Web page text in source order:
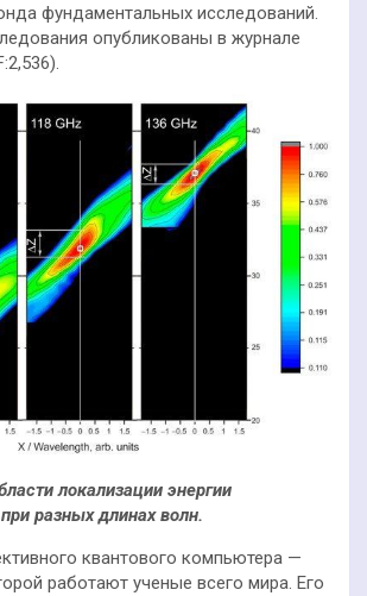
фундаментальных исследований.
опубликованы в журнале
локализации энергии
разных длинах волн.
квантового компьютера —
работают ученые всего мира. Его